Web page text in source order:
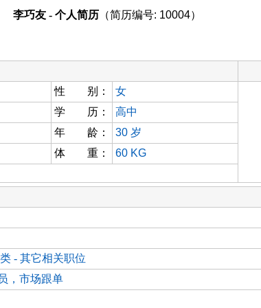
李巧友 - 个人简历 （简历编号: 10004）
性 别：
女
学 历：
高中
年 龄： 30 岁
体 重： 60 KG
- 其它相关职位
，市场跟单